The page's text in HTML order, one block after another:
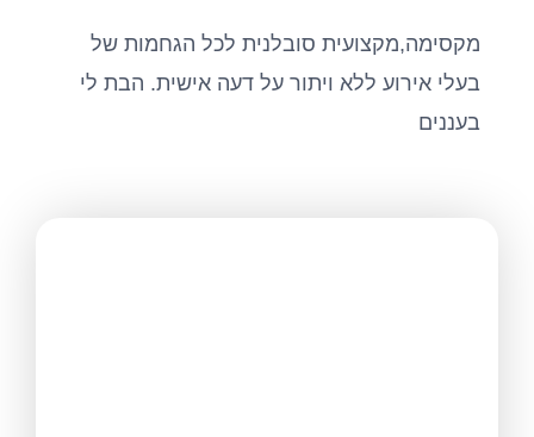
מקסימה,מקצועית סובלנית לכל הגחמות של
בעלי אירוע ללא ויתור על דעה אישית. הבת לי
בעננים